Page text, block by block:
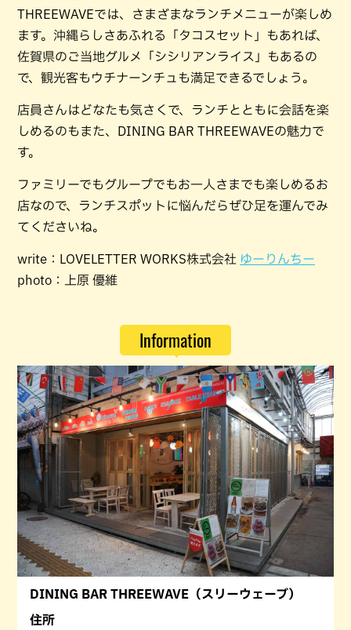
THREEWAVEでは、さまざまなランチメニューが楽しめ
ます。沖縄らしさあふれる「タコスセット」もあれば、
佐賀県のご当地グルメ「シシリアンライス」もあるの
で、観光客もウチナーンチュも満足できるでしょう。
店員さんはどなたも気さくで、ランチとともに会話を楽
しめるのもまた、DINING BAR THREEWAVEの魅力で
す。
ファミリーでもグループでもお一人さまでも楽しめるお
店なので、ランチスポットに悩んだらぜひ足を運んでみ
てくださいね。
write：LOVELETTER WORKS株式会社 ゆーりんちー
photo：上原 優維
Information
DINING BAR THREEWAVE（スリーウェーブ）
住所